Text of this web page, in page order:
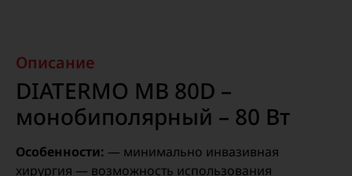
Описание
DIATERMO MB 80D –
монобиполярный – 80 Вт
Особенности: — минимально инвазивная
хирургия — возможность использования